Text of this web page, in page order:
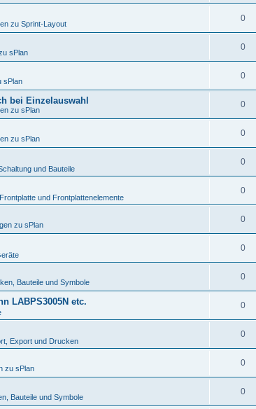
zu Sprint-Layout
0
sPlan
0
sPlan
0
bei Einzelauswahl
zu sPlan
0
zu sPlan
0
und Bauteile
0
und Frontplattenelemente
0
zu sPlan
0
0
Bauteile und Symbole
0
LABPS3005N etc. 0
Export und Drucken
0
zu sPlan
0
Bauteile und Symbole
0